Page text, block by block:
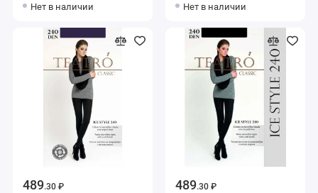
Нет в наличии
Нет в наличии
489.30 ₽ 489.30 ₽